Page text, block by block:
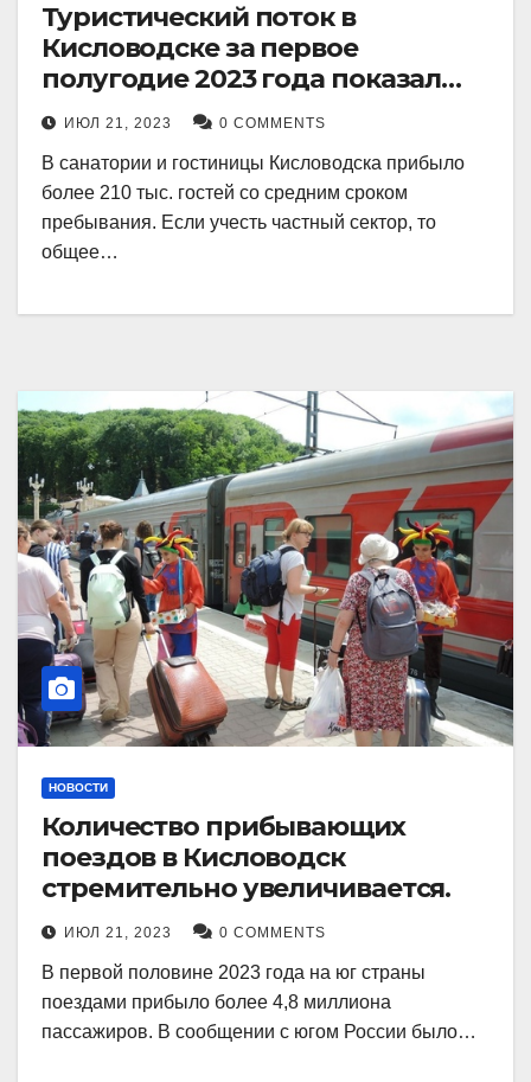
Туристический поток в
Кисловодске за первое
полугодие 2023 года показал
рекордный рост в 21 процент.
ИЮЛ 21, 2023 0 COMMENTS
В санатории и гостиницы Кисловодска прибыло
более 210 тыс. гостей со средним сроком
пребывания. Если учесть частный сектор, то
общее…
НОВОСТИ
Количество прибывающих
поездов в Кисловодск
стремительно увеличивается.
ИЮЛ 21, 2023 0 COMMENTS
В первой половине 2023 года на юг страны
поездами прибыло более 4,8 миллиона
пассажиров. В сообщении с югом России было…